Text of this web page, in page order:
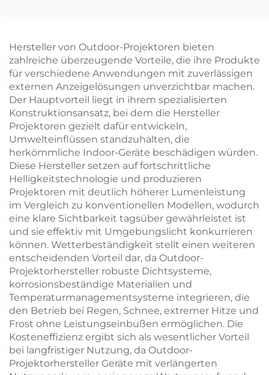
Hersteller von Outdoor-Projektoren bieten
zahlreiche überzeugende Vorteile, die ihre Produkte
für verschiedene Anwendungen mit zuverlässigen
externen Anzeigelösungen unverzichtbar machen.
Der Hauptvorteil liegt in ihrem spezialisierten
Konstruktionsansatz, bei dem die Hersteller
Projektoren gezielt dafür entwickeln,
Umwelteinflüssen standzuhalten, die
herkömmliche Indoor-Geräte beschädigen würden.
Diese Hersteller setzen auf fortschrittliche
Helligkeitstechnologie und produzieren
Projektoren mit deutlich höherer Lumenleistung
im Vergleich zu konventionellen Modellen, wodurch
eine klare Sichtbarkeit tagsüber gewährleistet ist
und sie effektiv mit Umgebungslicht konkurrieren
können. Wetterbeständigkeit stellt einen weiteren
entscheidenden Vorteil dar, da Outdoor-
Projektorhersteller robuste Dichtsysteme,
korrosionsbeständige Materialien und
Temperaturmanagementsysteme integrieren, die
den Betrieb bei Regen, Schnee, extremer Hitze und
Frost ohne Leistungseinbußen ermöglichen. Die
Kosteneffizienz ergibt sich als wesentlicher Vorteil
bei langfristiger Nutzung, da Outdoor-
Projektorhersteller Geräte mit verlängerten